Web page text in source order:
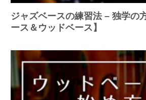
ジャズベースの練習法 – 独学の
ース＆ウッドベース】